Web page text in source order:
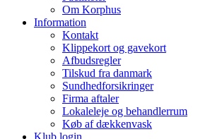
Om Korphus
Information
Kontakt
Klippekort og gavekort
Afbudsregler
Tilskud fra danmark
Sundhedforsikringer
Firma aftaler
Lokaleleje og behandlerrum
Køb af dækkenvask